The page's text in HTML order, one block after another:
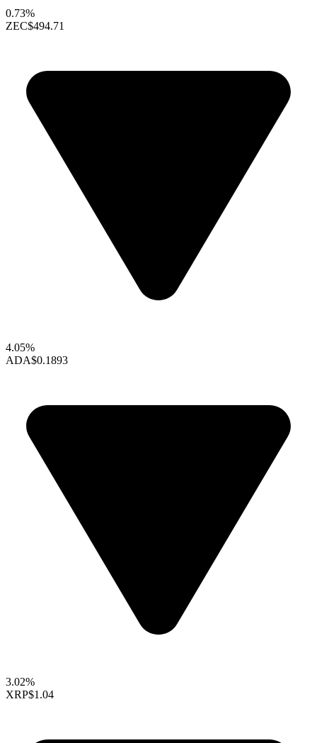
0.73%
ZEC$494.71
4.05%
ADA$0.1893
3.02%
XRP$1.04